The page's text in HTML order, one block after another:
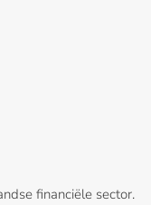
financiële sector.